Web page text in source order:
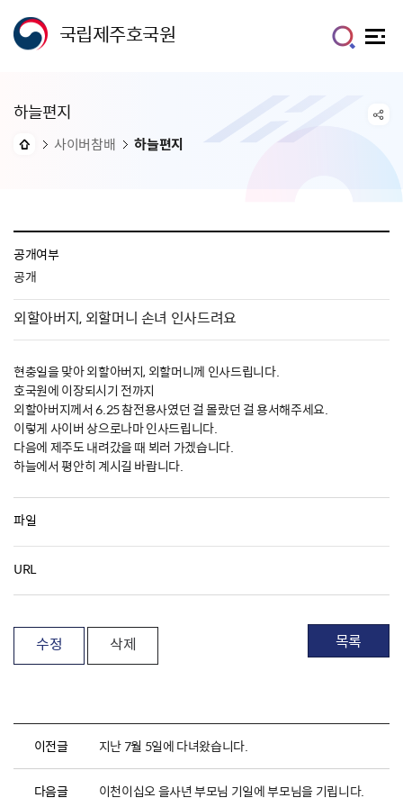
국립제주호국원
하늘편지
사이버참배 하늘편지
공개여부
공개
외할아버지, 외할머니 손녀 인사드려요
현충일을 맞아 외할아버지, 외할머니께 인사드립니다.
호국원에 이장되시기 전까지
외할아버지께서 6.25 참전용사였던 걸 몰랐던 걸 용서해주세요.
이렇게 사이버 상으로나마 인사드립니다.
다음에 제주도 내려갔을 때 뵈러 가겠습니다.
하늘에서 평안히 계시길 바랍니다.
파일
URL
수정 삭제 목록
이전글 지난 7월 5일에 다녀왔습니다.
다음글 이천이십오 을사년 부모님 기일에 부모님을 기립니다.